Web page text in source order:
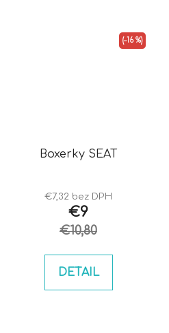
Boxerky SEAT
€7,32 bez DPH
€9
€10,80
(–16 %)
DETAIL